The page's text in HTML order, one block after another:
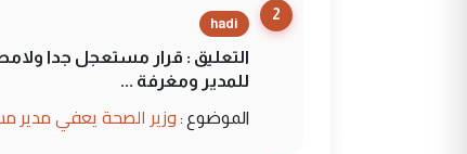
2
hadi
التعليق : قرار مستعجل جدا
للمدير ومغرفة ...
الموضوع : وزير الصحة يعفي مدير